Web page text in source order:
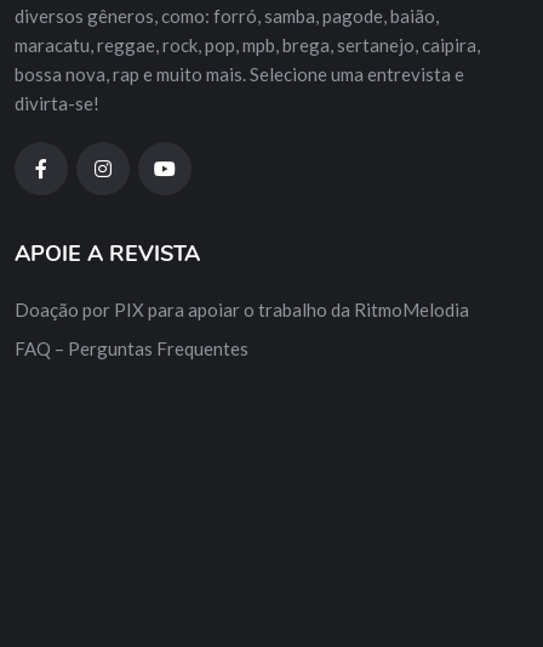
diversos gêneros, como: forró, samba, pagode, baião,
maracatu, reggae, rock, pop, mpb, brega, sertanejo, caipira,
bossa nova, rap e muito mais. Selecione uma entrevista e
divirta-se!
APOIE A REVISTA
Doação por PIX para apoiar o trabalho da RitmoMelodia
FAQ – Perguntas Frequentes